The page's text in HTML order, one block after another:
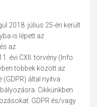
2018. július 25-én került
is lépett az
az
évi CXII. törvény (Info.
többek között az
(GDPR) által nyitva
Cikkünkben
GDPR és/vagy